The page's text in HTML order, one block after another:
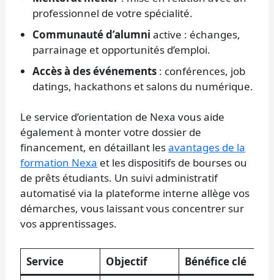
professionnel de votre spécialité.
Communauté d’alumni active : échanges,
parrainage et opportunités d’emploi.
Accès à des événements : conférences, job
datings, hackathons et salons du numérique.
Le service d’orientation de Nexa vous aide
également à monter votre dossier de
financement, en détaillant lesavantages de la
formation Nexa et les dispositifs de bourses ou
de prêts étudiants. Un suivi administratif
automatisé via la plateforme interne allège vos
démarches, vous laissant vous concentrer sur
vos apprentissages.
Service Objectif Bénéfice clé